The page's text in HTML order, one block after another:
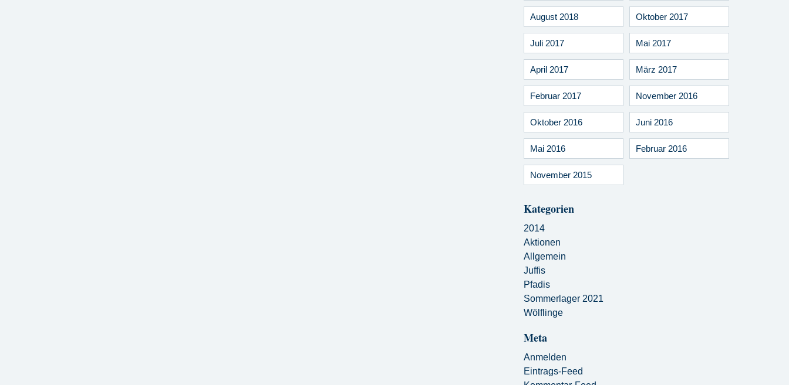
August 2018 Oktober 2017
Juli 2017 Mai 2017
April 2017 März 2017
Februar 2017 November 2016
Oktober 2016 Juni 2016
Mai 2016 Februar 2016
November 2015
Kategorien
2014
Aktionen
Allgemein
Juffis
Pfadis
Sommerlager 2021
Wölflinge
Meta
Anmelden
Eintrags-Feed